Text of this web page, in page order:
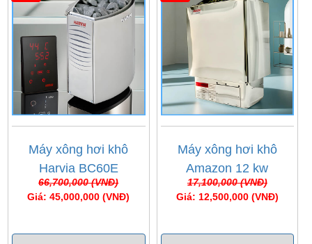
hàng có thể tham khảo như:Máy xông hơi khô
Monaco...
3. Máy xông hơi khô bình dânlà dòng máy xông
được sản xuất hoàn toàn trong nước hoặc nhập khẩu
từ Trung Quốc. Mức giá của dòng máy này dao động
từ 7 triệu - 15 triệu tùy theo mức công suất của máy.
xông hơi khô Amazon, máy xông hơi khô Sika, máy
xông hơi khô Coast...
Máy xông hơi khô
Harvia BC60E
66,700,000 (VNĐ)
Giá: 45,000,000 (VNĐ)
Máy xông hơi khô
Amazon 12 kw
17,100,000 (VNĐ)
Giá: 12,500,000 (VNĐ)